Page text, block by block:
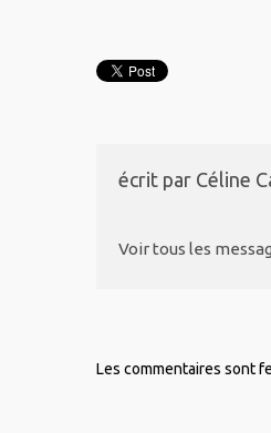
écrit par Céline
Voir tous les
Les commentaires sont